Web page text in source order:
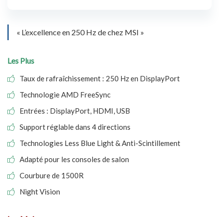
« L’excellence en 250 Hz de chez MSI »
Les Plus
Taux de rafraîchissement : 250 Hz en DisplayPort
Technologie AMD FreeSync
Entrées : DisplayPort, HDMI, USB
Support réglable dans 4 directions
Technologies Less Blue Light & Anti-Scintillement
Adapté pour les consoles de salon
Courbure de 1500R
Night Vision